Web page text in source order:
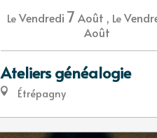
Le Vendredi 7 Août , Le
Août
Ateliers généalogie
Étrépagny